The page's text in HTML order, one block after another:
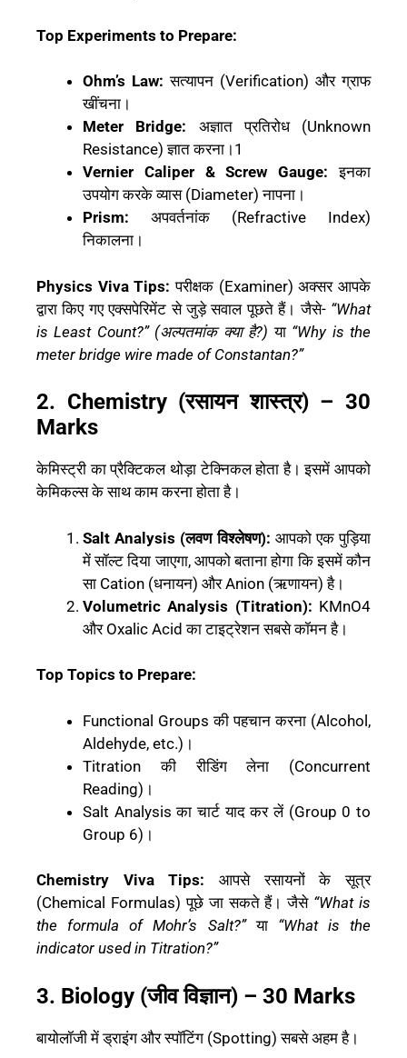
Top Experiments to Prepare:
Ohm’s Law: सत्यापन (Verification) और ग्राफ
खींचना।
Meter Bridge: अज्ञात प्रतिरोध (Unknown
Resistance) ज्ञात करना। 1
Vernier Caliper & Screw Gauge: इनका
उपयोग करके व्यास (Diameter) नापना।
Prism: अपवर्तनांक (Refractive Index)
निकालना।
Physics Viva Tips: परीक्षक (Examiner) अक्सर आपके
द्वारा किए गए एक्सपेरिमेंट से जुड़े सवाल पूछते हैं। जैसे- “What
is Least Count?” (अल्पतमांक क्या है?) या “Why is the
meter bridge wire made of Constantan?”
2. Chemistry (रसायन शास्त्र) – 30
Marks
केमिस्ट्री का प्रैक्टिकल थोड़ा टेक्निकल होता है। इसमें आपको
केमिकल्स के साथ काम करना होता है।
Salt Analysis (लवण विश्लेषण): आपको एक पुड़िया
में सॉल्ट दिया जाएगा, आपको बताना होगा कि इसमें कौन
सा Cation (धनायन) और Anion (ऋणायन) है।
Volumetric Analysis (Titration): KMnO4
और Oxalic Acid का टाइट्रेशन सबसे कॉमन है।
Top Topics to Prepare:
Functional Groups की पहचान करना (Alcohol,
Aldehyde, etc.)।
Titration की रीडिंग लेना (Concurrent
Reading)।
Salt Analysis का चार्ट याद कर लें (Group 0 to
Group 6)।
Chemistry Viva Tips: आपसे रसायनों के सूत्र
(Chemical Formulas) पूछे जा सकते हैं। जैसे “What is
the formula of Mohr’s Salt?”या “What is the
indicator used in Titration?”
3. Biology (जीव विज्ञान) – 30 Marks
बायोलॉजी में ड्राइंग और स्पॉटिंग (Spotting) सबसे अहम है।